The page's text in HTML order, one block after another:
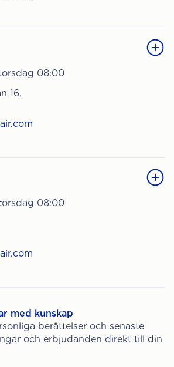
08:00
16,
08:00
med kunskap
berättelser och senaste
och erbjudanden direkt till din